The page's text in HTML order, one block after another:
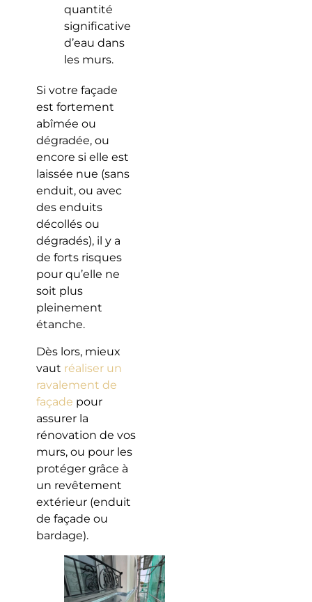
quantité
significative
d’eau dans
les murs.
Si votre façade
est fortement
abîmée ou
dégradée, ou
encore si elle est
laissée nue (sans
enduit, ou avec
des enduits
décollés ou
dégradés), il y a
de forts risques
pour qu’elle ne
soit plus
pleinement
étanche.
Dès lors, mieux
vaut réaliser un
ravalement de
façade pour
assurer la
rénovation de vos
murs, ou pour les
protéger grâce à
un revêtement
extérieur (enduit
de façade ou
bardage).